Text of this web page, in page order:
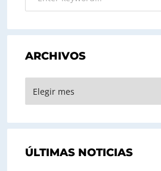
ARCHIVOS
ÚLTIMAS NOTICIAS